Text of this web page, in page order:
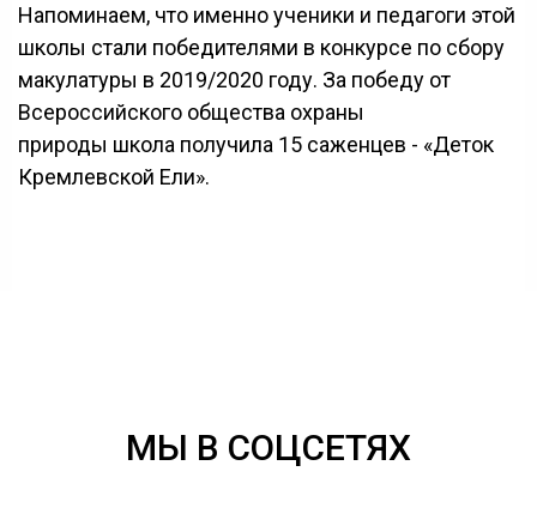
Напоминаем, что именно ученики и педагоги этой
школы стали победителями в конкурсе по сбору
макулатуры в 2019/2020 году. За победу от
Всероссийского общества охраны
природы школа получила 15 саженцев - «Деток
Кремлевской Ели».
МЫ В СОЦСЕТЯХ